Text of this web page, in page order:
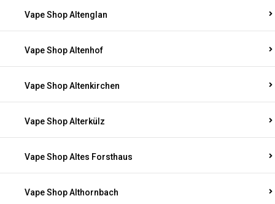
Vape Shop Altenglan
Vape Shop Altenhof
Vape Shop Altenkirchen
Vape Shop Alterkülz
Vape Shop Altes Forsthaus
Vape Shop Althornbach